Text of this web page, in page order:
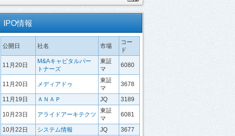
IPO情報
公開日 社名 市場
コー
ド
11月20日
M&Aキャピタルパー
トナーズ
東証
マ
6080
11月20日 メディアドゥ
東証
マ
3678
11月19日 ＡＮＡＰ JQ 3189
10月23日 アライドアーキテクツ
東証
マ
6081
10月22日 システム情報 JQ 3677